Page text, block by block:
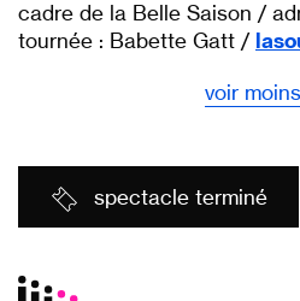
cadre de la Belle Saison /
tournée : Babette Gatt /
voir moins
spectacle terminé